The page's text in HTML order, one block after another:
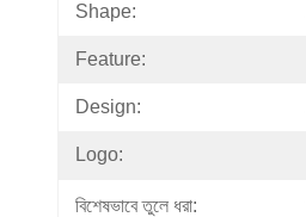
Shape:
Feature:
Design:
Logo:
বিশেষভাবে তুলে ধরা: